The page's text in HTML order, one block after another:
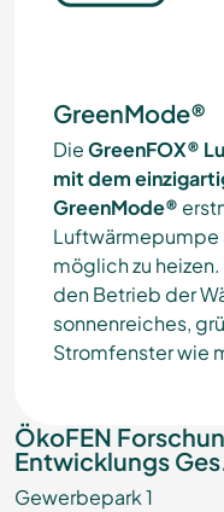
GreenMode®
DieGreenFOX®
mitdem
GreenMode®
möglich zu
den Betrieb der
sonnenreiches,
Stromfenster wie
ÖkoFEN
Entwicklungs
Gewerbepark 1